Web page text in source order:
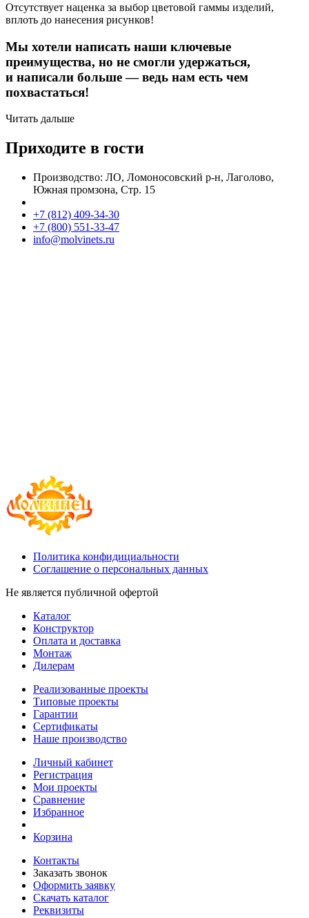
Отсутствует наценка за выбор цветовой гаммы изделий,
вплоть до нанесения рисунков!
Мы хотели написать наши ключевые
преимущества, но не смогли удержаться,
и написали больше — ведь нам есть чем
похвастаться!
Читать дальше
Приходите в гости
Производство: ЛО, Ломоносовский р-н, Лаголово,
Южная промзона, Стр. 15
+7 (812) 409-34-30
+7 (800) 551-33-47
info@molvinets.ru
Политика конфидициальности
Соглашение о персональных данных
Не является публичной офертой
Каталог
Конструктор
Оплата и доставка
Монтаж
Дилерам
Реализованные проекты
Типовые проекты
Гарантии
Сертификаты
Наше производство
Личный кабинет
Регистрация
Мои проекты
Сравнение
Избранное
Корзина
Контакты
Заказать звонок
Оформить заявку
Скачать каталог
Реквизиты